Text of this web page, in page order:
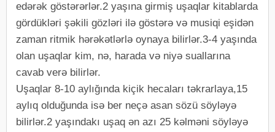
edərək göstərərlər.2 yaşına girmiş uşaqlar kitablarda
gördükləri şəkili gözləri ilə göstərə və musiqi eşidən
zaman ritmik hərəkətlərlə oynaya bilirlər.3-4 yaşında
olan uşaqlar kim, nə, harada və niyə suallarına
cavab verə bilirlər.
Uşaqlar 8-10 aylığında kiçik hecaları təkrarlaya,15
aylıq olduğunda isə ber neçə asan sözü söyləyə
bilirlər.2 yaşındakı uşaq ən azı 25 kəlməni söyləyə